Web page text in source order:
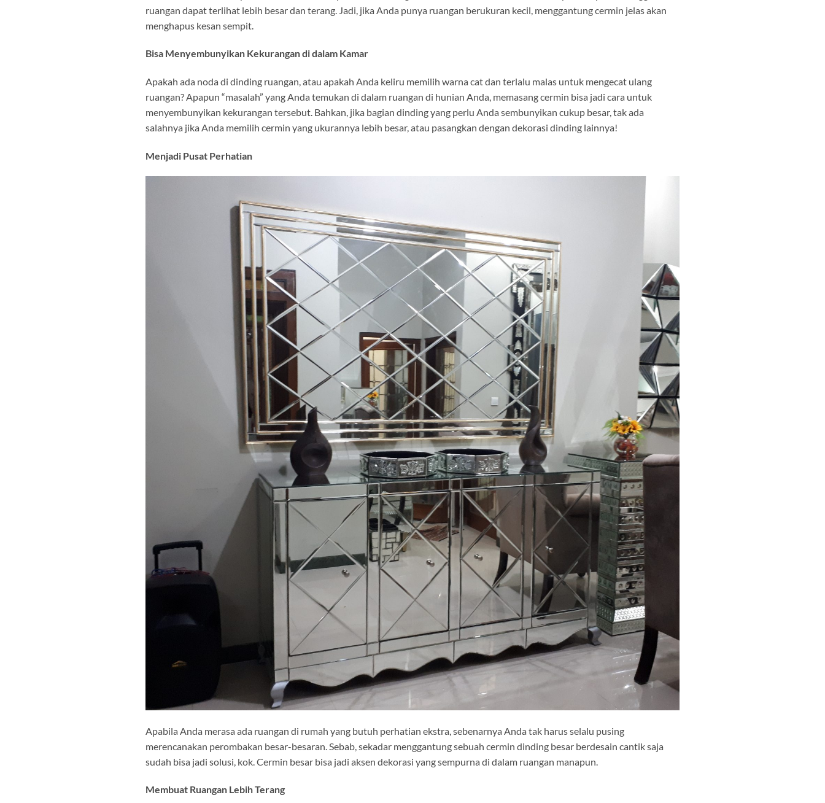
ruangan dapat terlihat lebih besar dan terang. Jadi, jika Anda punya ruangan berukuran kecil, menggantung cermin jelas akan
menghapus kesan sempit.
Bisa Menyembunyikan Kekurangan di dalam Kamar
Apakah ada noda di dinding ruangan, atau apakah Anda keliru memilih warna cat dan terlalu malas untuk mengecat ulang
ruangan? Apapun “masalah” yang Anda temukan di dalam ruangan di hunian Anda, memasang cermin bisa jadi cara untuk
menyembunyikan kekurangan tersebut. Bahkan, jika bagian dinding yang perlu Anda sembunyikan cukup besar, tak ada
salahnya jika Anda memilih cermin yang ukurannya lebih besar, atau pasangkan dengan dekorasi dinding lainnya!
Menjadi Pusat Perhatian
Apabila Anda merasa ada ruangan di rumah yang butuh perhatian ekstra, sebenarnya Anda tak harus selalu pusing
merencanakan perombakan besar-besaran. Sebab, sekadar menggantung sebuah cermin dinding besar berdesain cantik saja
sudah bisa jadi solusi, kok. Cermin besar bisa jadi aksen dekorasi yang sempurna di dalam ruangan manapun.
Membuat Ruangan Lebih Terang